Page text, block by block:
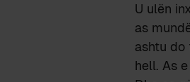
U ulën
as
ashtu
hell. As